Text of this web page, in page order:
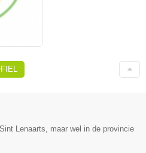
Lenaarts, maar wel in de provincie